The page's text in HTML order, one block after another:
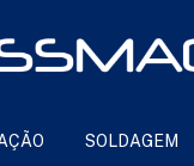
SOLDAGEM